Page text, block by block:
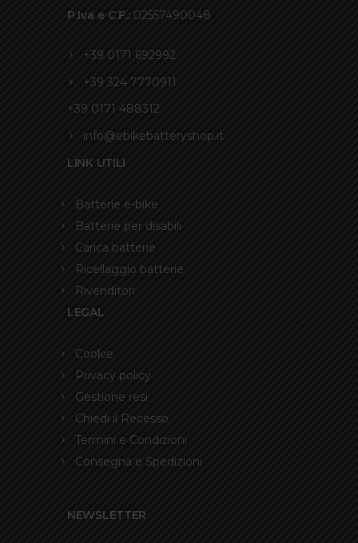
P.Iva e C.F.: 02557490048
+39 0171 692992
+39 324 7770911
+39 0171 488312
info@ebikebatteryshop.it
LINK UTILI
Batterie e-bike
Batterie per disabili
Carica batterie
Ricellaggio batterie
Rivenditori
LEGAL
Cookie
Privacy policy
Gestione resi
Chiedi il Recesso
Termini e Condizioni
Consegna e Spedizioni
NEWSLETTER